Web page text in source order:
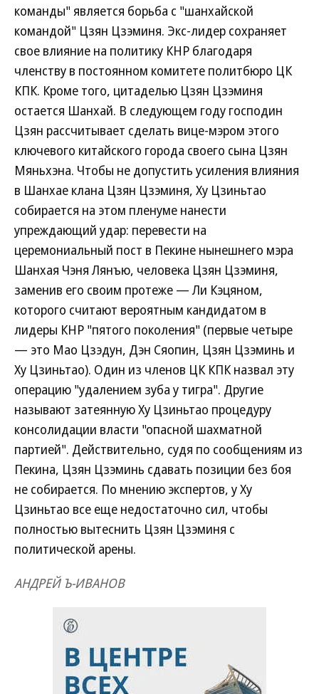
команды" является борьба с "шанхайской
командой" Цзян Цзэминя. Экс-лидер сохраняет
свое влияние на политику КНР благодаря
членству в постоянном комитете политбюро ЦК
КПК. Кроме того, цитаделью Цзян Цзэминя
остается Шанхай. В следующем году господин
Цзян рассчитывает сделать вице-мэром этого
ключевого китайского города своего сына Цзян
Мяньхэна. Чтобы не допустить усиления влияния
в Шанхае клана Цзян Цзэминя, Ху Цзиньтао
собирается на этом пленуме нанести
упреждающий удар: перевести на
церемониальный пост в Пекине нынешнего мэра
Шанхая Чэня Лянъю, человека Цзян Цзэминя,
заменив его своим протеже — Ли Кэцяном,
которого считают вероятным кандидатом в
лидеры КНР "пятого поколения" (первые четыре
— это Мао Цзэдун, Дэн Сяопин, Цзян Цзэминь и
Ху Цзиньтао). Один из членов ЦК КПК назвал эту
операцию "удалением зуба у тигра". Другие
называют затеянную Ху Цзиньтао процедуру
консолидации власти "опасной шахматной
партией". Действительно, судя по сообщениям из
Пекина, Цзян Цзэминь сдавать позиции без боя
не собирается. По мнению экспертов, у Ху
Цзиньтао все еще недостаточно сил, чтобы
полностью вытеснить Цзян Цзэминя с
политической арены.
АНДРЕЙ Ъ-ИВАНОВ